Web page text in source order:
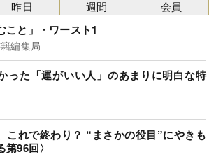
こと」・ワースト1
編集局
った「運がいい人」のあまりに明白な特
これで終わり？ “まさかの役目”にやきも
96回〉
昨日 週間 会員